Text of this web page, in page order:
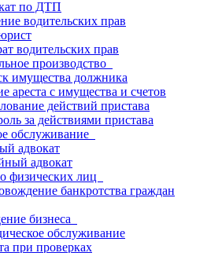
по ДТП
водительских прав
водительских прав
производство
имущества должника
ареста с имущества и счетов
действий пристава
за действиями пристава
обслуживание
адвокат
адвокат
физических лиц
банкротства граждан
бизнеса
обслуживание
при проверках